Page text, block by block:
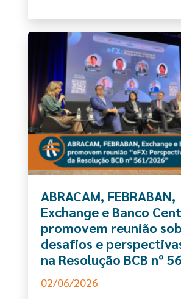
ABRACAM, FEBRABAN,
Exchange e Banco
promovem reunião
desafios e
na Resolução BCB nº
02/06/2026